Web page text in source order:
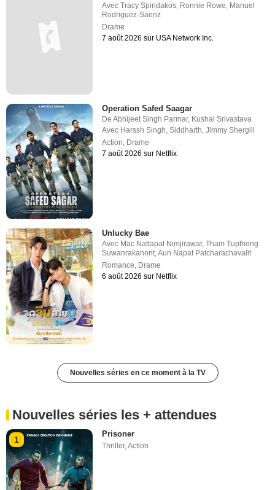
AvecTracy Spiridakos Ronnie Rowe Manuel
Rodriguez-Saenz
Drame
7 août 2026 sur USA Network Inc.
Operation Safed Saagar
DeAbhijeet Singh Parmar, Kushal Srivastava
Avec Harssh Singh,Siddharth,Jimmy Shergill
Action, Drame
7 août 2026 sur Netflix
Unlucky Bae
Avec Mac Nattapat Nimjirawat,Tham Tupthong
Suwanrakanont,Aun Napat Patcharachavalit
Romance, Drame
6 août 2026 sur Netflix
Nouvelles séries en ce moment à la TV
Nouvelles séries les + attendues
1
Prisoner
Thriller,Action